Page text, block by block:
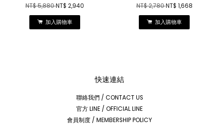
NT$ 5,880NT$ 2,940
加入購物車
NT$ 2,780NT$ 1,668
加入購物車
快速連結
聯絡我們 / CONTACT US
官方 LINE / OFFICIAL LINE
會員制度 / MEMBERSHIP POLICY